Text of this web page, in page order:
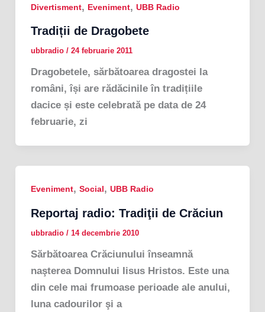
Divertisment, Eveniment, UBB Radio
Tradiții de Dragobete
ubbradio / 24 februarie 2011
Dragobetele, sărbătoarea dragostei la
români, își are rădăcinile în tradițiile
dacice și este celebrată pe data de 24
februarie, zi
Eveniment, Social, UBB Radio
Reportaj radio: Tradiţii de Crăciun
ubbradio / 14 decembrie 2010
Sărbătoarea Crăciunului înseamnă
naşterea Domnului Iisus Hristos. Este una
din cele mai frumoase perioade ale anului,
luna cadourilor şi a